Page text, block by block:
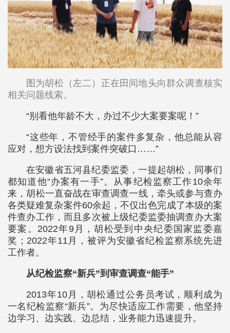
图为胡松（左二）正在田间地头向群众调查核实
相关问题线索。
“别看他年龄不大，办过不少大案要案呢！”
“这些年，不管经手的案件多复杂，他总能从容
应对，想方设法找到案件突破口……”
在安徽省五河县纪委监委，一提起胡松，同事们
都知道他“办案有一手”。从事纪检监察工作10余年
来，胡松一直奋战在审查调查一线，牵头或参与查办
各类疑难复杂案件60余起，不仅出色完成了本级的案
件查办工作，而且多次被上级纪委监委抽调查办大案
要案。2022年9月，胡松受到中央纪委国家监委嘉
奖；2022年11月，被评为安徽省纪检监察系统先进
工作者。
从纪检监察“新兵”到审查调查“能手”
2013年10月，胡松通过公务员考试，顺利成为
一名纪检监察“新兵”。为尽快适应工作需要，他坚持
边学习、边实践、边总结，业务能力迅速提升。